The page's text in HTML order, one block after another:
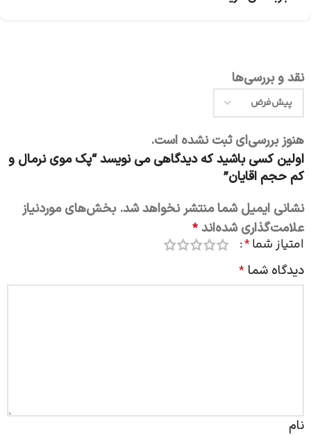
نقد و بررسی‌ها
هنوز بررسی‌ای ثبت نشده است.
اولین کسی باشید که دیدگاهی می نویسد “پک موی نرمال و
کم حجم اقایان”
نشانی ایمیل شما منتشر نخواهد شد. بخش‌های موردنیاز
علامت‌گذاری شده‌اند *
امتیاز شما*
دیدگاه شما *
نام